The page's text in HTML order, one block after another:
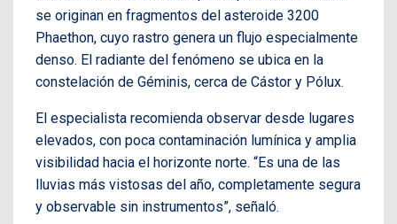
se originan en fragmentos del asteroide 3200
Phaethon, cuyo rastro genera un flujo especialmente
denso. El radiante del fenómeno se ubica en la
constelación de Géminis, cerca de Cástor y Pólux.
El especialista recomienda observar desde lugares
elevados, con poca contaminación lumínica y amplia
visibilidad hacia el horizonte norte. “Es una de las
lluvias más vistosas del año, completamente segura
y observable sin instrumentos”, señaló.